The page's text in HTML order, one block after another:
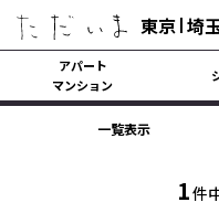
東京 埼
オーナー様向け・管理募集
アパート
マンション
一覧表示
1件